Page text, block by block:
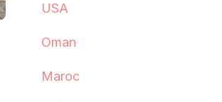
USA
Oman
Maroc